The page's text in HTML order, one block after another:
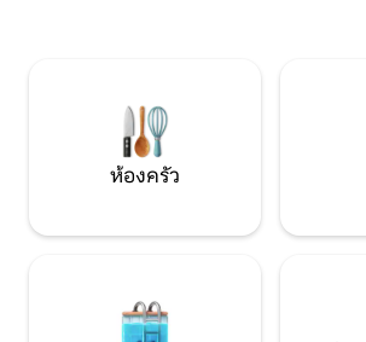
แหล่งช็อปปิ้ง และร้านอาหาร ส่งข้อความถึง
ห้องครัว